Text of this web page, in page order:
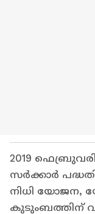
2019
സ‍ർക്കാർ
നിധി യോജന,
കുടുംബത്തിന്